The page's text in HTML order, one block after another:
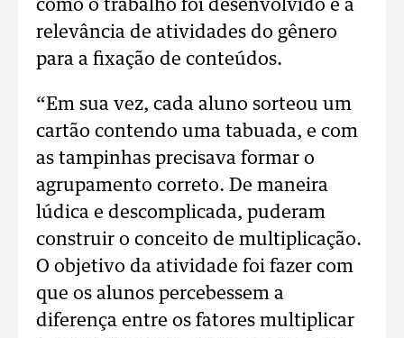
como o trabalho foi desenvolvido e a
relevância de atividades do gênero
para a fixação de conteúdos.
“Em sua vez, cada aluno sorteou um
cartão contendo uma tabuada, e com
as tampinhas precisava formar o
agrupamento correto. De maneira
lúdica e descomplicada, puderam
construir o conceito de multiplicação.
O objetivo da atividade foi fazer com
que os alunos percebessem a
diferença entre os fatores multiplicar